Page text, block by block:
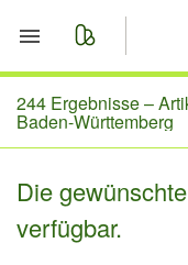
Start
Merkliste
Nachrichten
244 Ergebnisse –
Baden-Württemberg
Die
verfügbar.